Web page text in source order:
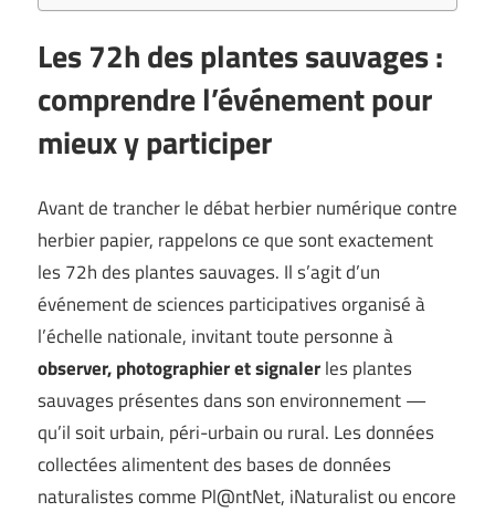
Les 72h des plantes sauvages :
comprendre l’événement pour
mieux y participer
Avant de trancher le débat herbier numérique contre
herbier papier, rappelons ce que sont exactement
les 72h des plantes sauvages. Il s’agit d’un
événement de sciences participatives organisé à
l’échelle nationale, invitant toute personne à
observer, photographier et signalerles plantes
sauvages présentes dans son environnement —
qu’il soit urbain, péri-urbain ou rural. Les données
collectées alimentent des bases de données
naturalistes comme Pl@ntNet, iNaturalist ou encore